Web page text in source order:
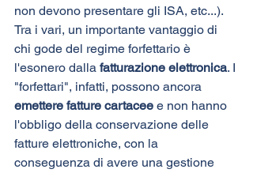
non devono presentare gli ISA, etc...).
Tra i vari, un importante vantaggio di
chi gode del regime forfettario è
l'esonero dalla fatturazione elettronica. I
"forfettari", infatti, possono ancora
emettere fatture cartacee e non hanno
l'obbligo della conservazione delle
fatture elettroniche, con la
conseguenza di avere una gestione